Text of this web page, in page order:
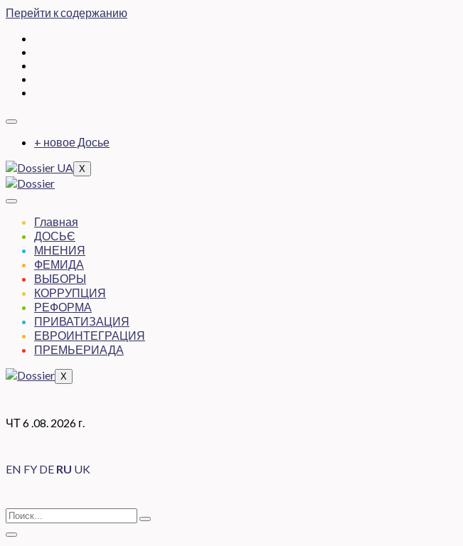
Перейти к содержанию
+ новое Досье
X
Главная
ДОСЬЄ
МНЕНИЯ
ФЕМИДА
ВЫБОРЫ
КОРРУПЦИЯ
РЕФОРМА
ПРИВАТИЗАЦИЯ
ЕВРОИНТЕГРАЦИЯ
ПРЕМЬЕРИАДА
X
ЧТ 6 .08. 2026 г.
EN FY DE RU UK